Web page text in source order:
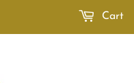
Cart